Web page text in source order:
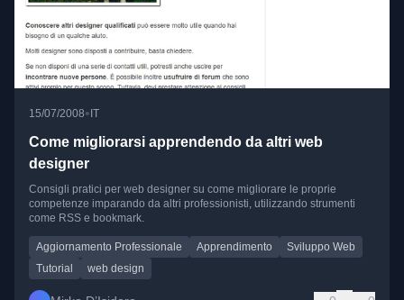
15/07/2008• IT
Come migliorarsi apprendendo da altri web
designer
Consigli pratici per web designer su come migliorare le proprie
competenze imparando da altri professionisti, utilizzando strumenti
come RSS e bookmark.
Aggiornamento Professionale Apprendimento
Sviluppo Web
Tutorial
web design